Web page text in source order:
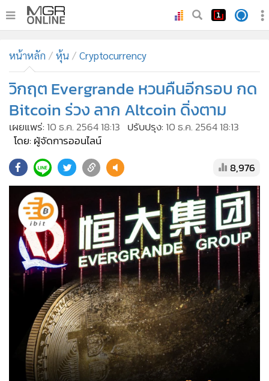
ทันเหตุการณ์
• ภาคใต้
ภูมิภาค
Online Section
บันเทิง
• ผู้จัดการรายวัน
• คอลัมนิสต์
ละคร
CbizReview
Cyber BIZ
ผู้จัดกวน
Good health & Well-being
Green Innovation & SD
Management & HR
MGR Live
Infographic
การเมือง
หน้าหลัก หุ้น Cryptocurrency
วิกฤต Evergrande หวนคืนอีกรอบ กด
Bitcoin ร่วง ลาก Altcoin ดิ่งตาม
เผยแพร่: 10 ธ.ค. 2564 18:13 ปรับปรุง: 10 ธ.ค. 2564 18:13
โดย: ผู้จัดการออนไลน์
8,976